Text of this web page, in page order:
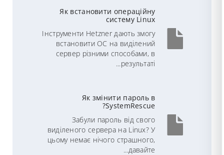
Як встановити операційну
систему Linux
Інструменти Hetzner дають змогу
встановити ОС на виділений
сервер різними способами, в
результаті...
Як змінити пароль в
SystemRescue?
Забули пароль від свого
виділеного сервера на Linux? У
цьому немає нічого страшного,
давайте...